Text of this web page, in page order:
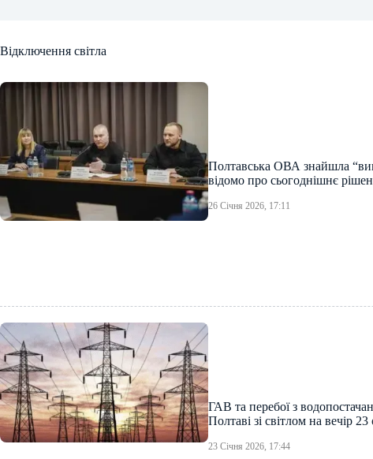
Відключення світла
Полтавська ОВА знайшла
відомо про сьогоднішнє
26 Січня 2026, 17:11
ГАВ та перебої з
Полтаві зі світлом на вечір 23
23 Січня 2026, 17:44